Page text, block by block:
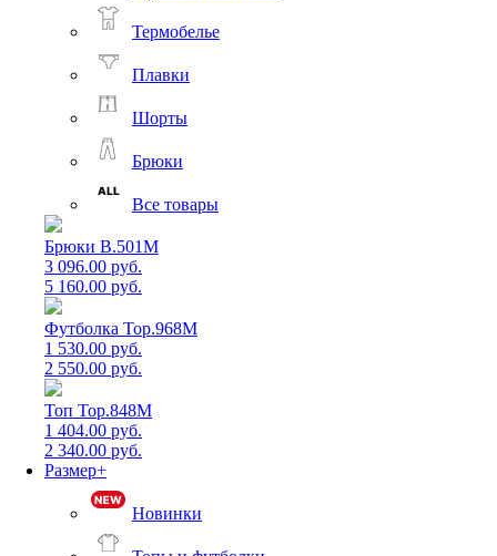
Термобелье
Плавки
Шорты
Брюки
Все товары
Брюки B.501M
3 096.00 руб.
5 160.00 руб.
Футболка Top.968M
1 530.00 руб.
2 550.00 руб.
Топ Top.848M
1 404.00 руб.
2 340.00 руб.
Размер+
Новинки